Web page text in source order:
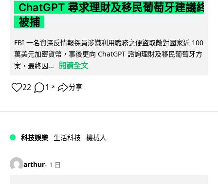
ChatGPT 尋求理財及移民葡萄牙建議終
被捕
FBI 一名資深反情報探員涉嫌利用職務之便盜取敵對國家近 100
萬美元加密貨幣，事後更向 ChatGPT 諮詢理財及移民葡萄牙方
案，最終因...
閱讀全文
22 1 ↗ 分享
科技娛樂 生活科技 機械人
arthur 1 日